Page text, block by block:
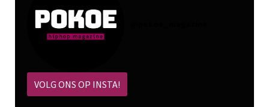
VOLG ONS OP INSTA!